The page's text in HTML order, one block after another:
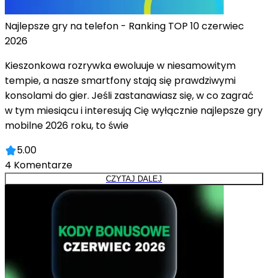
Najlepsze gry na telefon - Ranking TOP 10 czerwiec
2026
Kieszonkowa rozrywka ewoluuje w niesamowitym
tempie, a nasze smartfony stają się prawdziwymi
konsolami do gier. Jeśli zastanawiasz się, w co zagrać
w tym miesiącu i interesują Cię wyłącznie najlepsze gry
mobilne 2026 roku, to świe
5.00
4 Komentarze
CZYTAJ DALEJ